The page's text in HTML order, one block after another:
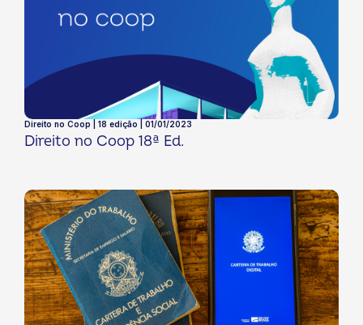
Direito no Coop | 18 edição | 01/01/2023
Direito no Coop 18ª Ed.